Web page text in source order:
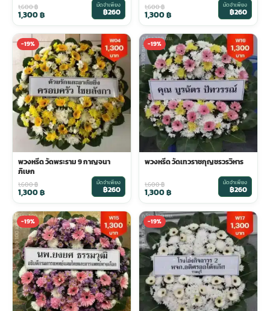
จัดดอกไม้งานศพ ราคา
ดอกไม้งานศพ ส่งฟรี
ดอกไม้งานศพ ออนไลน์
พวงดอกไม้งานศพ
tpdecorate ปูพื้น
พวงหรีด ปากคลองตลาด ราคา
พวงหรีด ส่งด่วน วันนี้
1,600฿
1,300฿
มัดจำเพียง
฿260 1,600฿
1,300฿
มัดจำเพียง
฿260
-19%
พวงหรีด วัดพระราม 9 กาญจนา
ภิเษก
1,600฿
1,300฿
มัดจำเพียง
฿260
-19%
พวงหรีด วัดเทวราชกุญชรวรวิหาร
1,600฿
1,300฿
มัดจำเพียง
฿260
-19% -19%